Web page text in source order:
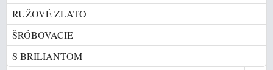
RUŽOVÉ ZLATO
ŠRÓBOVACIE
S BRILIANTOM